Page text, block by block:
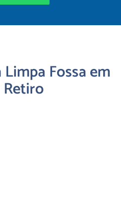
Fossa em